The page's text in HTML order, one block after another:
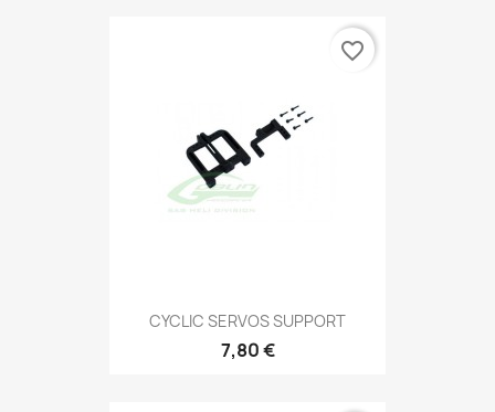
CYCLIC SERVOS SUPPORT
7,80 €
favorite_border